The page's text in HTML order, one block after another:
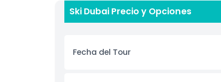
Política para Niños y Adultos
Ski Dubai Precio y Opciones
Fecha del Tour